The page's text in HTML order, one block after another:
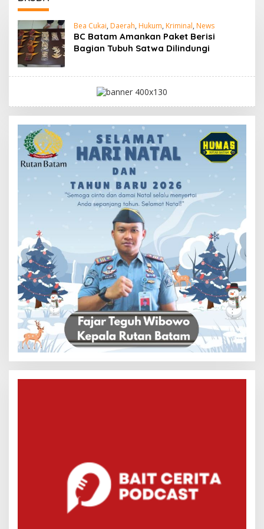
Bea Cukai, Daerah, Hukum, Kriminal, News
BC Batam Amankan Paket Berisi
Bagian Tubuh Satwa Dilindungi